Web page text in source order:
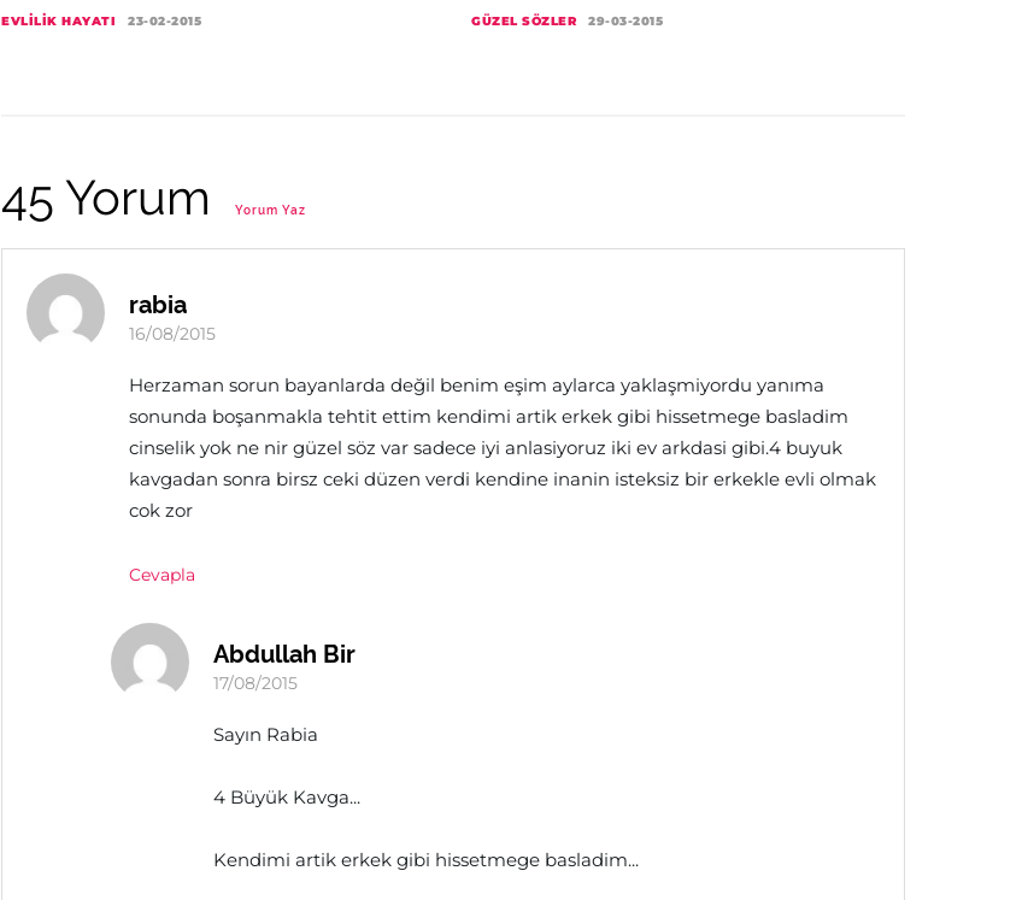
EVLILIK HAYATI 23-02-2015 GÜZEL SÖZLER 29-03-2015
45 Yorum Yorum Yaz
rabia
16/08/2015
Herzaman sorun bayanlarda değil benim eşim aylarca yaklaşmiyordu yanıma
sonunda boşanmakla tehtit ettim kendimi artik erkek gibi hissetmege basladim
cinselik yok ne nir güzel söz var sadece iyi anlasiyoruz iki ev arkdasi gibi.4 buyuk
kavgadan sonra birsz ceki düzen verdi kendine inanin isteksiz bir erkekle evli olmak
cok zor
Cevapla
Abdullah Bir
17/08/2015
Sayın Rabia
4 Büyük Kavga...
Kendimi artik erkek gibi hissetmege basladim...